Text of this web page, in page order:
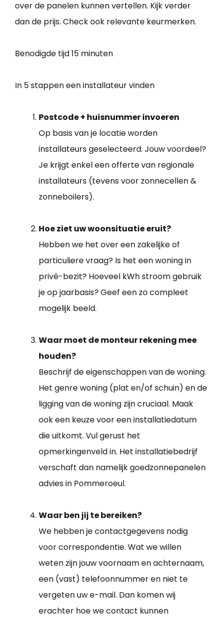
over de panelen kunnen vertellen. Kijk verder
dan de prijs. Check ook relevante keurmerken.
Benodigde tijd15 minuten
In 5 stappen een installateur vinden
Postcode + huisnummer invoeren
Op basis van je locatie worden
installateurs geselecteerd. Jouw voordeel?
Je krijgt enkel een offerte van regionale
installateurs (tevens voor zonnecellen &
zonneboilers).
Hoe ziet uw woonsituatie eruit?
Hebben we het over een zakelijke of
particuliere vraag? Is het een woning in
privé-bezit? Hoeveel kWh stroom gebruik
je op jaarbasis? Geef een zo compleet
mogelijk beeld.
Waar moet de monteur rekening mee
houden?
Beschrijf de eigenschappen van de woning.
Het genre woning (plat en/of schuin) en de
ligging van de woning zijn cruciaal. Maak
ook een keuze voor een installatiedatum
die uitkomt. Vul gerust het
opmerkingenveld in. Het installatiebedrijf
verschaft dan namelijk goedzonnepanelen
advies in Pommeroeul.
Waar ben jij te bereiken?
We hebben je contactgegevens nodig
voor correspondentie. Wat we willen
weten zijn jouw voornaam en achternaam,
een (vast) telefoonnummer en niet te
vergeten uw e-mail. Dan komen wij
erachter hoe we contact kunnen